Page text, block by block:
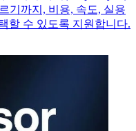
기까지, 비용, 속도, 실용
할 수 있도록 지원합니다.